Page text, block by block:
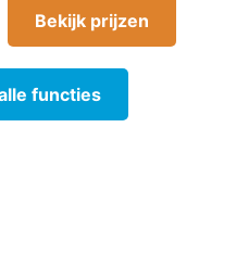
Bekijk prijzen
functies